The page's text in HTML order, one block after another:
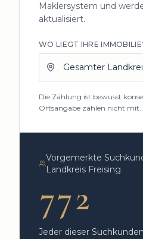
Maklersystem und
aktualisiert.
WO LIEGT IHRE
Die Zählung ist bewusst
Ortsangabe zählen nicht mit.
Vorgemerkte
Landkreis Freising
772
Jeder dieser